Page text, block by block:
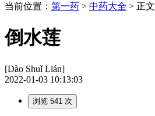
当前位置： 第一药 > 中药大全 > 正文
倒水莲
[Dào Shuǐ Lián]
2022-01-03 10:13:03
浏览 541 次